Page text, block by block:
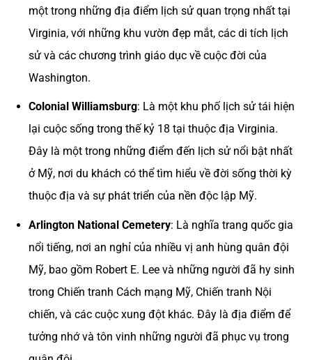
một trong những địa điểm lịch sử quan trọng nhất tại
Virginia, với những khu vườn đẹp mắt, các di tích lịch
sử và các chương trình giáo dục về cuộc đời của
Washington​.
Colonial Williamsburg: Là một khu phố lịch sử tái hiện
lại cuộc sống trong thế kỷ 18 tại thuộc địa Virginia.
Đây là một trong những điểm đến lịch sử nổi bật nhất
ở Mỹ, nơi du khách có thể tìm hiểu về đời sống thời kỳ
thuộc địa và sự phát triển của nền độc lập Mỹ​.
Arlington National Cemetery: Là nghĩa trang quốc gia
nổi tiếng, nơi an nghỉ của nhiều vị anh hùng quân đội
Mỹ, bao gồm Robert E. Lee và những người đã hy sinh
trong Chiến tranh Cách mạng Mỹ, Chiến tranh Nội
chiến, và các cuộc xung đột khác. Đây là địa điểm để
tưởng nhớ và tôn vinh những người đã phục vụ trong